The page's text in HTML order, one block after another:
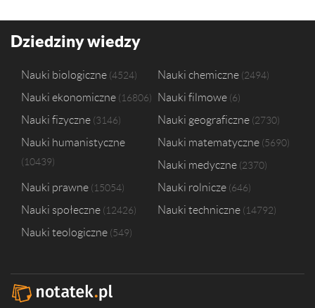
Dziedziny wiedzy
Nauki biologiczne 4524 Nauki chemiczne 2494
Nauki ekonomiczne 16806 Nauki filmowe 6
Nauki fizyczne 3146 Nauki geograficzne 2730
Nauki humanistyczne
10439
Nauki matematyczne 5690
Nauki medyczne 2370
Nauki prawne 15054 Nauki rolnicze 646
Nauki społeczne 12426 Nauki techniczne 14792
Nauki teologiczne 549